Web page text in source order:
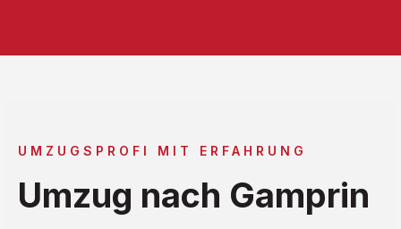
UMZUGSPROFI MIT ERFAHRUNG
Umzug nach Gamprin